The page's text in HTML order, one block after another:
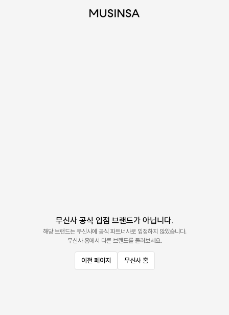
무신사 공식 입점 브랜드가 아닙니다.
해당 브랜드는 무신사에 공식 파트너사로 입점하지 않았습니다.
무신사 홈에서 다른 브랜드를 둘러보세요.
이전 페이지 무신사 홈